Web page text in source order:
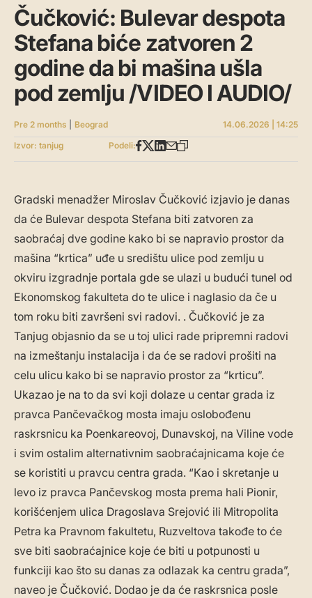
Čučković: Bulevar despota
Stefana biće zatvoren 2
godine da bi mašina ušla
pod zemlju /VIDEO I AUDIO/
Pre 2 months Beograd
14.06.2026 | 14:25
Izvor: tanjug
Podeli:
Gradski menadžer Miroslav Čučković izjavio je danas
da će Bulevar despota Stefana biti zatvoren za
saobraćaj dve godine kako bi se napravio prostor da
mašina “krtica” uđe u središtu ulice pod zemlju u
okviru izgradnje portala gde se ulazi u budući tunel od
Ekonomskog fakulteta do te ulice i naglasio da če u
tom roku biti završeni svi radovi. . Čučković je za
Tanjug objasnio da se u toj ulici rade pripremni radovi
na izmeštanju instalacija i da će se radovi prošiti na
celu ulicu kako bi se napravio prostor za “krticu”.
Ukazao je na to da svi koji dolaze u centar grada iz
pravca Pančevačkog mosta imaju oslobođenu
raskrsnicu ka Poenkareovoj, Dunavskoj, na Viline vode
i svim ostalim alternativnim saobraćajnicama koje će
se koristiti u pravcu centra grada. “Kao i skretanje u
levo iz pravca Pančevskog mosta prema hali Pionir,
korišćenjem ulica Dragoslava Srejović ili Mitropolita
Petra ka Pravnom fakultetu, Ruzveltova takođe to će
sve biti saobraćajnice koje će biti u potpunosti u
funkciji kao što su danas za odlazak ka centru grada”,
naveo je Čučković. Dodao je da će raskrsnica posle